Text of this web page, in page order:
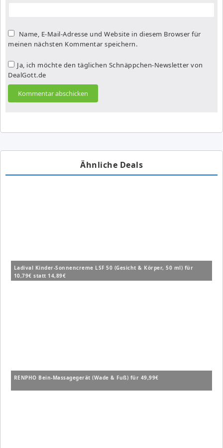
Name, E-Mail-Adresse und Website in diesem Browser für
meinen nächsten Kommentar speichern.
Ja, ich möchte den täglichen Schnäppchen-Newsletter von
DealGott.de
Ähnliche Deals
Ladival Kinder-Sonnencreme LSF 50 (Gesicht & Körper, 50 ml) für
10,79€ statt 14,89€
RENPHO Bein-Massagegerät (Wade & Fuß) für 49,99€